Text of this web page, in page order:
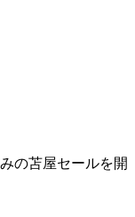
苫屋セールを開